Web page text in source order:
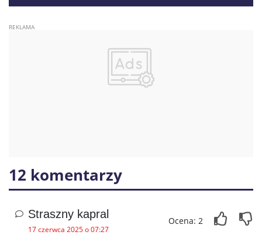
12 komentarzy
Straszny kapral
17 czerwca 2025 o 07:27
Ocena: 2